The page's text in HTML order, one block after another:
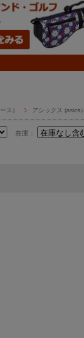
ス） アシックス (asics）
在庫：